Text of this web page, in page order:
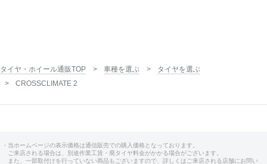
タイヤ・ホイール通販TOP 車種を選ぶ
タイヤを選ぶ
CROSSCLIMATE 2
・当ホームページの表示価格は通信販売での購入価格となっております。
ご来店される場合は、別途作業工賃・廃タイヤ料金がかかる場合がございます。
また、一部取付けを行っていない商品もございますので、詳しくはご来店される店舗にお問い